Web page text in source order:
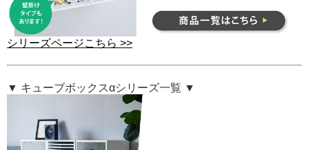
シリーズページこちら >>
▼ キューブボックスαシリーズ一覧 ▼